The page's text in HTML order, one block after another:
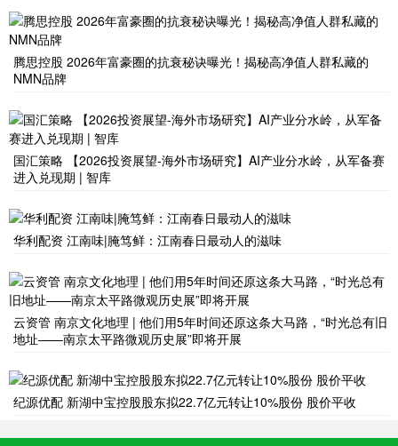
腾思控股 2026年富豪圈的抗衰秘诀曝光！揭秘高净值人群私藏的
NMN品牌
国汇策略 【2026投资展望-海外市场研究】AI产业分水岭，从军备赛
进入兑现期 | 智库
华利配资 江南味|腌笃鲜：江南春日最动人的滋味
云资管 南京文化地理 | 他们用5年时间还原这条大马路，“时光总有旧
地址——南京太平路微观历史展”即将开展
纪源优配 新湖中宝控股股东拟22.7亿元转让10%股份 股价平收